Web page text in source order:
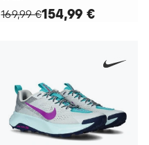
169,99 €154,99 €